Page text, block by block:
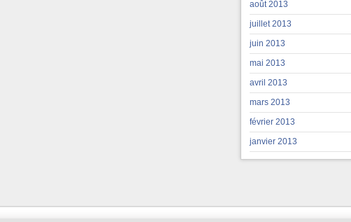
août 2013
juillet 2013
juin 2013
mai 2013
avril 2013
mars 2013
février 2013
janvier 2013